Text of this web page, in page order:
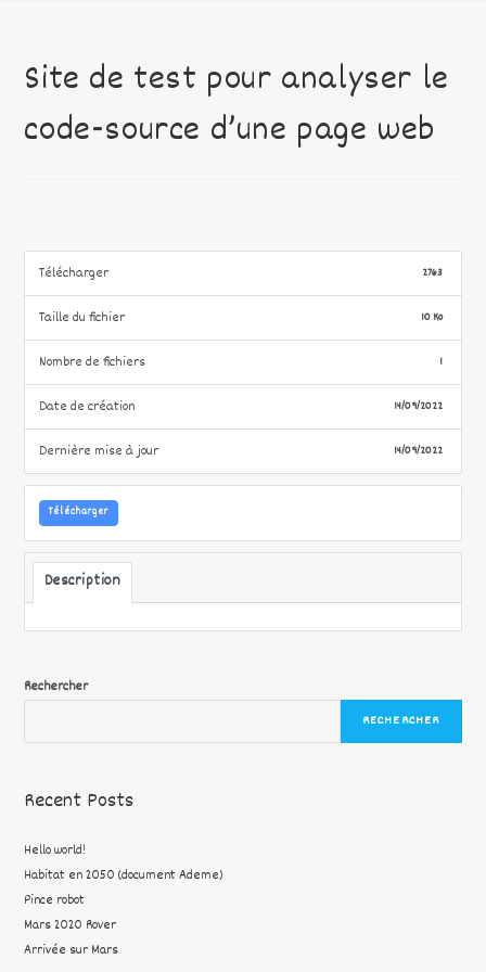
Site de test pour analyser le
code-source d’une page web
Télécharger 2763
Taille du fichier 10 Ko
Nombre de fichiers 1
Date de création 14/09/2022
Dernière mise à jour 14/09/2022
Télécharger
Description
Rechercher
RECHERCHER
Recent Posts
Hello world!
Habitat en 2050 (document Ademe)
Pince robot
Mars 2020 Rover
Arrivée sur Mars